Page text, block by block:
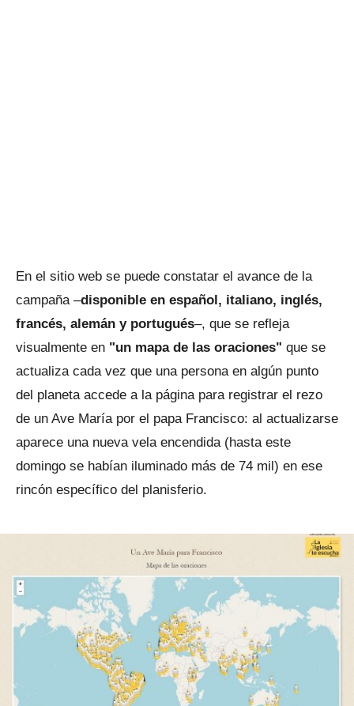
En el sitio web se puede constatar el avance de la
campaña –disponible en español, italiano, inglés,
francés, alemán y portugués–, que se refleja
visualmente en "un mapa de las oraciones" que se
actualiza cada vez que una persona en algún punto
del planeta accede a la página para registrar el rezo
de un Ave María por el papa Francisco: al actualizarse
aparece una nueva vela encendida (hasta este
domingo se habían iluminado más de 74 mil) en ese
rincón específico del planisferio.